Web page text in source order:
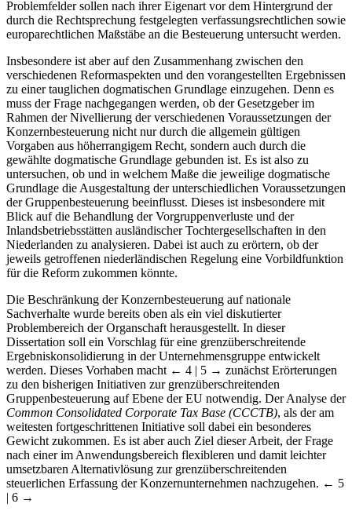
Problemfelder sollen nach ihrer Eigenart vor dem Hintergrund der
durch die Rechtsprechung festgelegten verfassungsrechtlichen sowie
europarechtlichen Maßstäbe an die Besteuerung untersucht werden.
Insbesondere ist aber auf den Zusammenhang zwischen den
verschiedenen Reformaspekten und den vorangestellten Ergebnissen
zu einer tauglichen dogmatischen Grundlage einzugehen. Denn es
muss der Frage nachgegangen werden, ob der Gesetzgeber im
Rahmen der Nivellierung der verschiedenen Voraussetzungen der
Konzernbesteuerung nicht nur durch die allgemein gültigen
Vorgaben aus höherrangigem Recht, sondern auch durch die
gewählte dogmatische Grundlage gebunden ist. Es ist also zu
untersuchen, ob und in welchem Maße die jeweilige dogmatische
Grundlage die Ausgestaltung der unterschiedlichen Voraussetzungen
der Gruppenbesteuerung beeinflusst. Dieses ist insbesondere mit
Blick auf die Behandlung der Vorgruppenverluste und der
Inlandsbetriebsstätten ausländischer Tochtergesellschaften in den
Niederlanden zu analysieren. Dabei ist auch zu erörtern, ob der
jeweils getroffenen niederländischen Regelung eine Vorbildfunktion
für die Reform zukommen könnte.
Die Beschränkung der Konzernbesteuerung auf nationale
Sachverhalte wurde bereits oben als ein viel diskutierter
Problembereich der Organschaft herausgestellt. In dieser
Dissertation soll ein Vorschlag für eine grenzüberschreitende
Ergebniskonsolidierung in der Unternehmensgruppe entwickelt
werden. Dieses Vorhaben macht ← 4 | 5 → zunächst Erörterungen
zu den bisherigen Initiativen zur grenzüberschreitenden
Gruppenbesteuerung auf Ebene der EU notwendig. Der Analyse der
Common Consolidated Corporate Tax Base (CCCTB), als der am
weitesten fortgeschrittenen Initiative soll dabei ein besonderes
Gewicht zukommen. Es ist aber auch Ziel dieser Arbeit, der Frage
nach einer im Anwendungsbereich flexibleren und damit leichter
umsetzbaren Alternativlösung zur grenzüberschreitenden
steuerlichen Erfassung der Konzernunternehmen nachzugehen. ← 5
| 6 →